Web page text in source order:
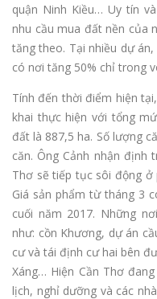
quận Ninh Kiều… Uy tín
nhu cầu mua đất nền của
tăng theo. Tại nhiều dự
có nơi tăng 50% chỉ trong
Tính đến thời điểm hiện
khai thực hiện với tổng
đất là 887,5 ha. Số lượng
căn. Ông Cảnh nhận định
Thơ sẽ tiếp tục sôi động ở
Giá sản phẩm từ tháng 3
cuối năm 2017. Những
như: cồn Khương, dự án
cư và tái định cư hai bên
Xáng… Hiện Cần Thơ
lịch, nghỉ dưỡng và các